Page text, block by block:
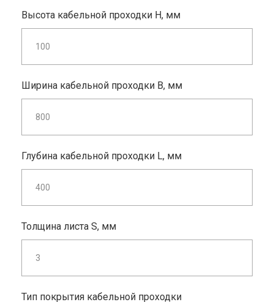
Высота кабельной проходки H, мм
Ширина кабельной проходки B, мм
Глубина кабельной проходки L, мм
Толщина листа S, мм
Тип покрытия кабельной проходки